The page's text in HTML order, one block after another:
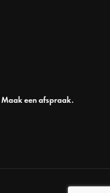
Maak een afspraak.